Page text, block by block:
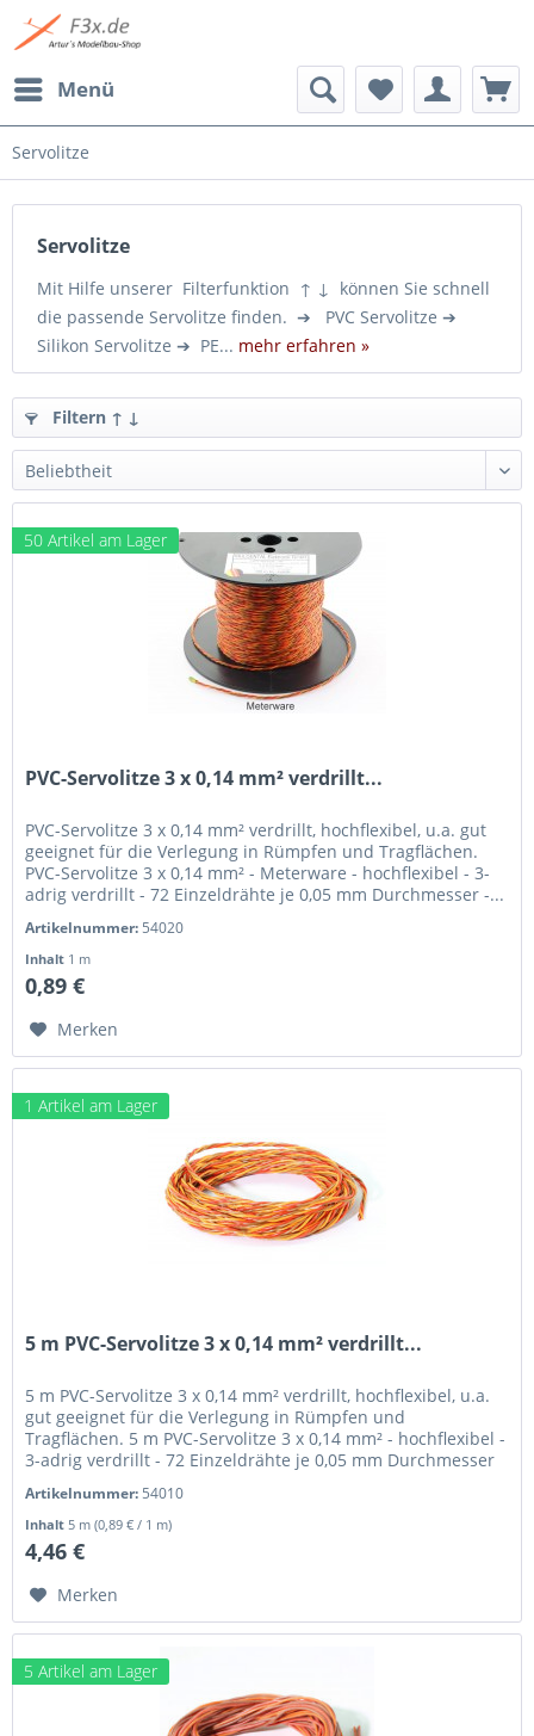
Menü
Servolitze
Servolitze
Mit Hilfe unserer Filterfunktion ↑ ↓ können Sie schnell
die passende Servolitze finden. ➔ PVC Servolitze ➔
Silikon Servolitze ➔ PE... mehr erfahren »
Filtern ↑ ↓
50 Artikel am Lager
PVC-Servolitze 3 x 0,14 mm² verdrillt...
PVC-Servolitze 3 x 0,14 mm² verdrillt, hochflexibel, u.a. gut
geeignet für die Verlegung in Rümpfen und Tragflächen.
PVC-Servolitze 3 x 0,14 mm² - Meterware - hochflexibel - 3-
adrig verdrillt - 72 Einzeldrähte je 0,05 mm Durchmesser -...
Artikelnummer: 54020
Inhalt 1 m
0,89 €
Merken
1 Artikel am Lager
5 m PVC-Servolitze 3 x 0,14 mm² verdrillt...
5 m PVC-Servolitze 3 x 0,14 mm² verdrillt, hochflexibel, u.a.
gut geeignet für die Verlegung in Rümpfen und
Tragflächen. 5 m PVC-Servolitze 3 x 0,14 mm² - hochflexibel -
3-adrig verdrillt - 72 Einzeldrähte je 0,05 mm Durchmesser
Artikelnummer: 54010
Inhalt 5 m(0,89 € / 1 m)
4,46 €
Merken
5 Artikel am Lager